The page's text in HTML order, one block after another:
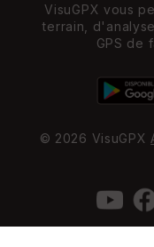
VisuGPX vous
terrain,
GPS de
© 2026 VisuGPX